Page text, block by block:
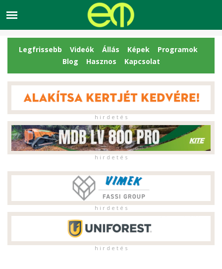
Legfrissebb Videók Állás Képek
Programok
Blog
Hasznos Kapcsolat
h i r d e t é s
h i r d e t é s
h i r d e t é s
h i r d e t é s